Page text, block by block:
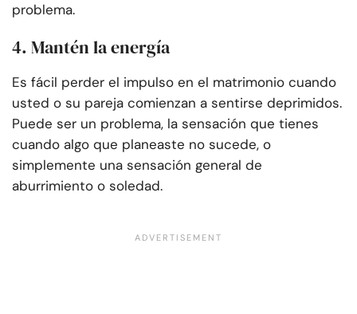
problema.
4. Mantén la energía
Es fácil perder el impulso en el matrimonio cuando
usted o su pareja comienzan a sentirse deprimidos.
Puede ser un problema, la sensación que tienes
cuando algo que planeaste no sucede, o
simplemente una sensación general de
aburrimiento o soledad.